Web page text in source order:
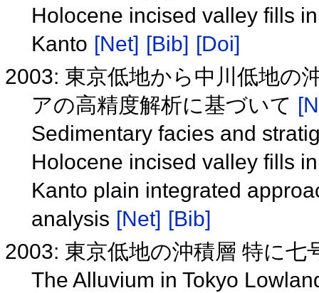
Holocene incised valley fills
Kanto [Net] [Bib] [Doi]
2003: 東京低地から中川低地の
アの高精度解析に基づいて
Sedimentary facies and
Holocene incised valley fills
Kanto plain integrated
analysis [Net] [Bib]
2003: 東京低地の沖積層 特に
The Alluvium in Tokyo